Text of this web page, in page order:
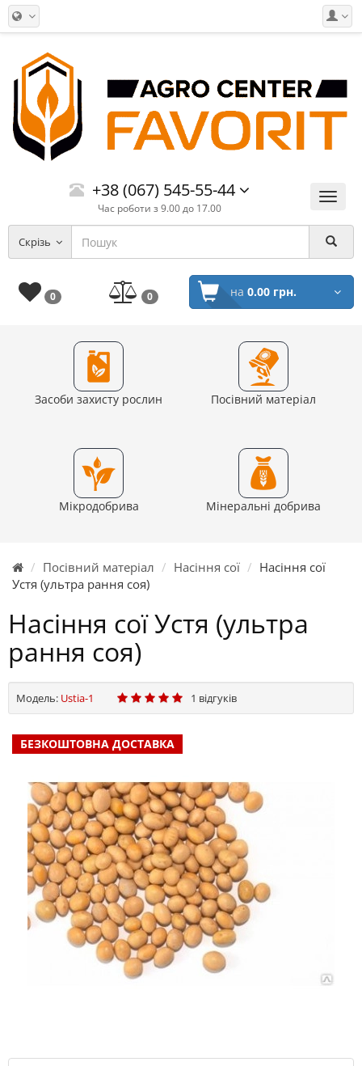
Меню
+38 (067) 545-55-44
Час роботи з 9.00 до 17.00
Скрізь
0 0 на 0.00 грн.
Засоби захисту рослин Посівний матеріал
Мікродобрива Мінеральні добрива
Посівний матеріал Насіння сої
Насіння сої
Устя (ультра рання соя)
Насіння сої Устя (ультра
рання соя)
Модель: Ustia-1 1 відгуків
БЕЗКОШТОВНА ДОСТАВКА